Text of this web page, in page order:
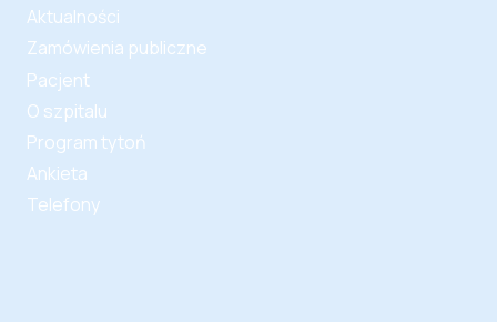
Aktualności
Zamówienia publiczne
Pacjent
O szpitalu
Program tytoń
Ankieta
Telefony